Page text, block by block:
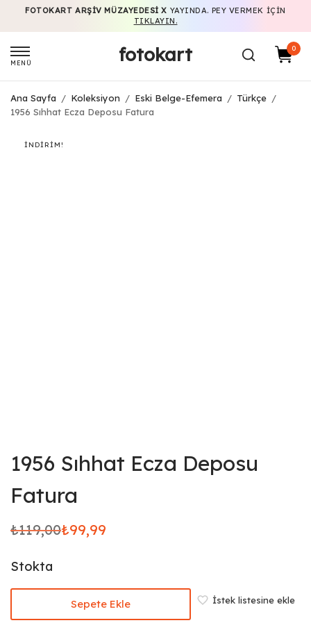
FOTOKART ARŞIV MÜZAYEDESI X YAYINDA. PEY VERMEK IÇIN
TIKLAYIN.
MENÜ fotokart 0
Ana Sayfa / Koleksiyon / Eski Belge-Efemera / Türkçe /
1956 Sıhhat Ecza Deposu Fatura
İNDIRIM!
1956 Sıhhat Ecza Deposu
Fatura
₺119,00
Orijinal
₺119,00.
₺99,99
Şu
fiyat:
₺99,99.
Stokta
Sepete Ekle İstek listesine ekle